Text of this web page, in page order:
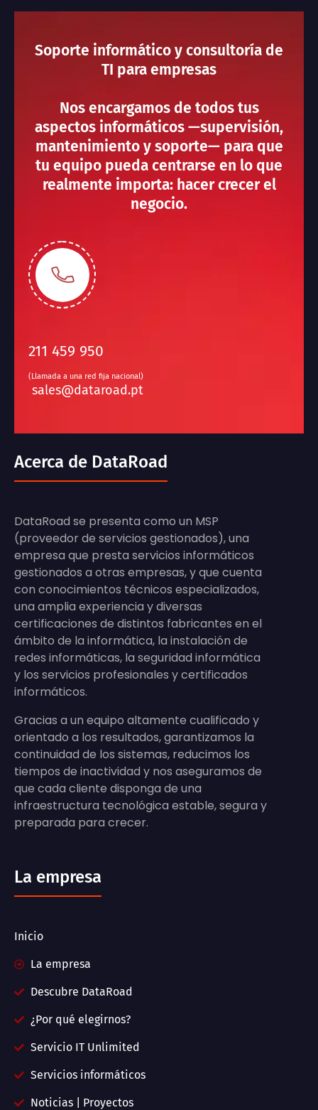
Soporte informático y consultoría de
TI para empresas
Nos encargamos de todos tus
aspectos informáticos —supervisión,
mantenimiento y soporte— para que
tu equipo pueda centrarse en lo que
realmente importa: hacer crecer el
negocio.
211 459 950
(Llamada a una red fija nacional)
sales@dataroad.pt
Acerca de DataRoad
DataRoad se presenta como un MSP
(proveedor de servicios gestionados), una
empresa que presta servicios informáticos
gestionados a otras empresas, y que cuenta
con conocimientos técnicos especializados,
una amplia experiencia y diversas
certificaciones de distintos fabricantes en el
ámbito de la informática, la instalación de
redes informáticas, la seguridad informática
y los servicios profesionales y certificados
informáticos.
Gracias a un equipo altamente cualificado y
orientado a los resultados, garantizamos la
continuidad de los sistemas, reducimos los
tiempos de inactividad y nos aseguramos de
que cada cliente disponga de una
infraestructura tecnológica estable, segura y
preparada para crecer.
La empresa
Inicio
La empresa
Descubre DataRoad
¿Por qué elegirnos?
Servicio IT Unlimited
Servicios informáticos
Noticias | Proyectos